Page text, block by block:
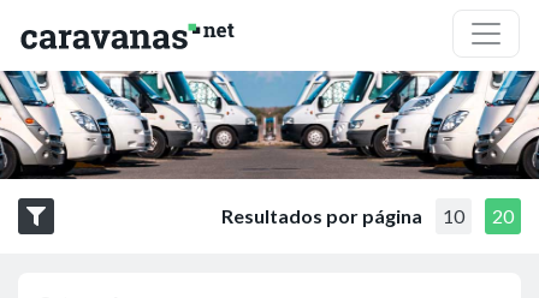
Resultados por página 10 20